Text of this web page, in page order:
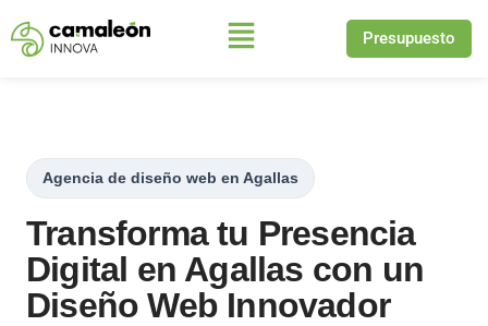
Saltar
Presupuesto
Agencia de diseño web en Agallas
Transforma tu Presencia
Digital en Agallas con un
Diseño Web Innovador